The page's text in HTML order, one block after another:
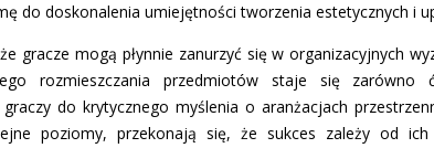
do doskonalenia umiejętności tworzenia estetycznych i
gracze mogą płynnie zanurzyć się w organizacyjnych
rozmieszczania przedmiotów staje się zarówno
graczy do krytycznego myślenia o aranżacjach
poziomy, przekonają się, że sukces zależy od